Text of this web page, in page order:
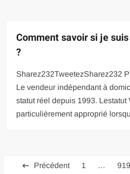
Comment savoir si je
?
Sharez232TweetezSharez232
Le vendeur indépendant à
statut réel depuis 1993. Lestatut
particulièrement approprié
Pagination
Précédent 1 … 919